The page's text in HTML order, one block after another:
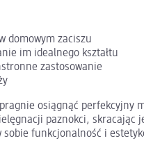
domowym zaciszu
im idealnego kształtu
zastosowanie
osiągnąć
paznokci,
funkcjonalność i